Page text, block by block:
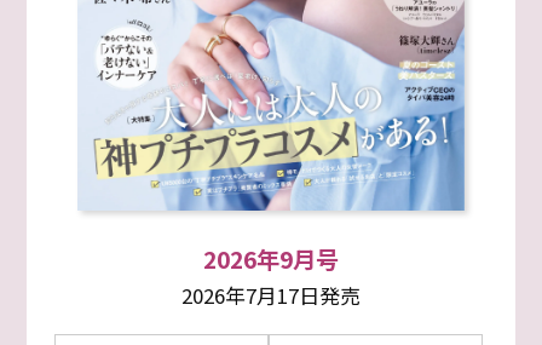
2026年9月号
2026年7月17日発売